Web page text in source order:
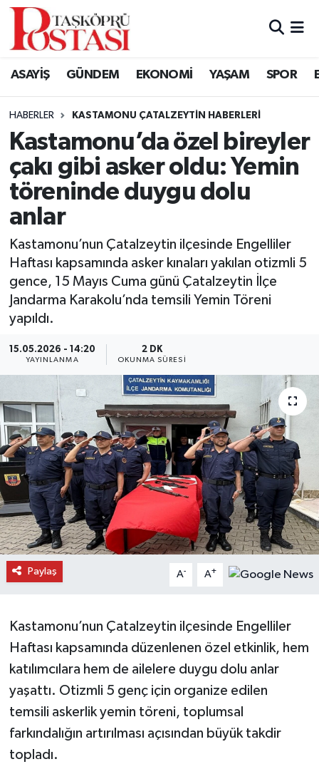
ASAYİŞ GÜNDEM EKONOMİ YAŞAM SPOR
HABERLER KASTAMONU ÇATALZEYTIN HABERLERI
Kastamonu’da özel bireyler
çakı gibi asker oldu: Yemin
töreninde duygu dolu
anlar
Kastamonu’nun Çatalzeytin ilçesinde Engelliler
Haftası kapsamında asker kınaları yakılan otizmli 5
gence, 15 Mayıs Cuma günü Çatalzeytin İlçe
Jandarma Karakolu’nda temsili Yemin Töreni
yapıldı.
15.05.2026 - 14:20
YAYINLANMA
2 DK
OKUNMA SÜRESI
Paylaş A- A+
Kastamonu’nun Çatalzeytin ilçesinde Engelliler
Haftası kapsamında düzenlenen özel etkinlik, hem
katılımcılara hem de ailelere duygu dolu anlar
yaşattı. Otizmli 5 genç için organize edilen
temsili askerlik yemin töreni, toplumsal
farkındalığın artırılması açısından büyük takdir
topladı.
Kastamonu Vefat Edenler
Araç Haberleri
Azdavay Haberleri
Çatalzeytin Haberleri
Cide Haberleri
Daday Haberleri
Devrekani Haberleri
Doğanyurt Haberleri
Hanönü Haberleri
İhsangazi Haberleri
İnebolu Haberleri
Küre Haberleri
Pınarbaşı Haberleri
Şenpazar Haberleri
Seydiler Haberleri
Taşköprü Haberleri